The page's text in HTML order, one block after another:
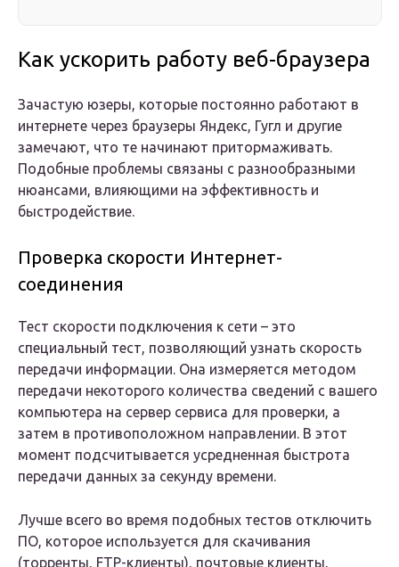
Как ускорить работу веб-браузера
Зачастую юзеры, которые постоянно работают в
интернете через браузеры Яндекс, Гугл и другие
замечают, что те начинают притормаживать.
Подобные проблемы связаны с разнообразными
нюансами, влияющими на эффективность и
быстродействие.
Проверка скорости Интернет-
соединения
Тест скорости подключения к сети – это
специальный тест, позволяющий узнать скорость
передачи информации. Она измеряется методом
передачи некоторого количества сведений с вашего
компьютера на сервер сервиса для проверки, а
затем в противоположном направлении. В этот
момент подсчитывается усредненная быстрота
передачи данных за секунду времени.
Лучше всего во время подобных тестов отключить
ПО, которое используется для скачивания
(торренты, FTP-клиенты), почтовые клиенты,